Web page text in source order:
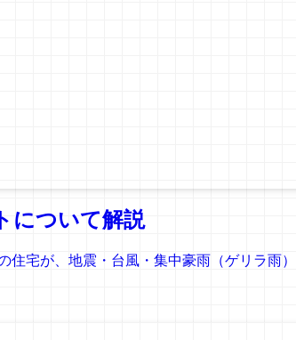
について解説
宅が、地震・台風・集中豪雨（ゲリラ雨